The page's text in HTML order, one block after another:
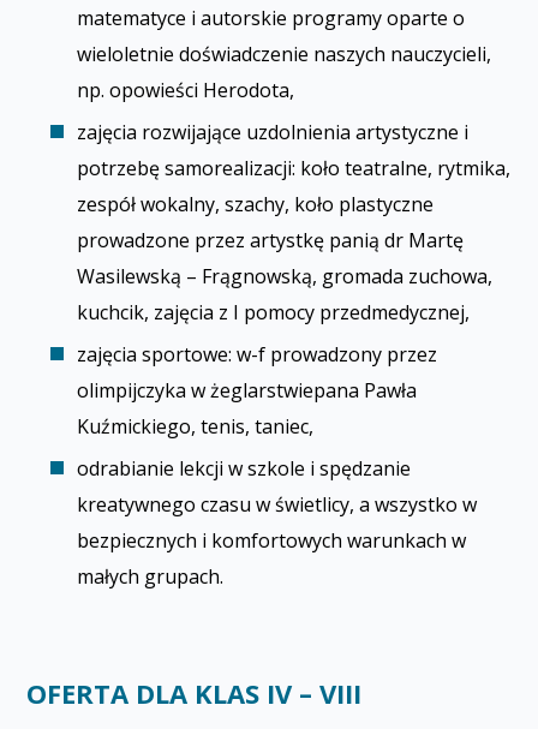
matematyce i autorskie programy oparte o
wieloletnie doświadczenie naszych nauczycieli,
np. opowieści Herodota,
zajęcia rozwijające uzdolnienia artystyczne i
potrzebę samorealizacji: koło teatralne, rytmika,
zespół wokalny, szachy, koło plastyczne
prowadzone przez artystkę panią dr Martę
Wasilewską – Frągnowską, gromada zuchowa,
kuchcik, zajęcia z I pomocy przedmedycznej,
zajęcia sportowe: w-f prowadzony przez
olimpijczyka w żeglarstwiepana Pawła
Kuźmickiego, tenis, taniec,
odrabianie lekcji w szkole i spędzanie
kreatywnego czasu w świetlicy, a wszystko w
bezpiecznych i komfortowych warunkach w
małych grupach.
OFERTA DLA KLAS IV – VIII